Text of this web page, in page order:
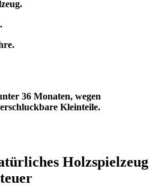
36 Monaten, wegen
Kleinteile.
Holzspielzeug